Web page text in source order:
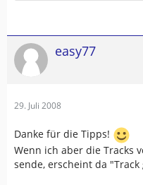
easy77
29. Juli 2008
Danke für die Tipps!
Wenn ich aber die Tracks
sende, erscheint da